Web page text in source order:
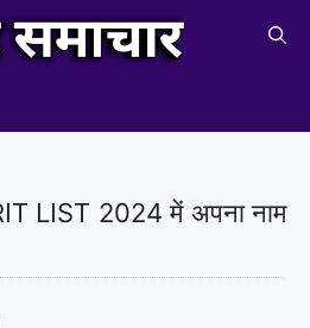
LIST 2024 में अपना नाम